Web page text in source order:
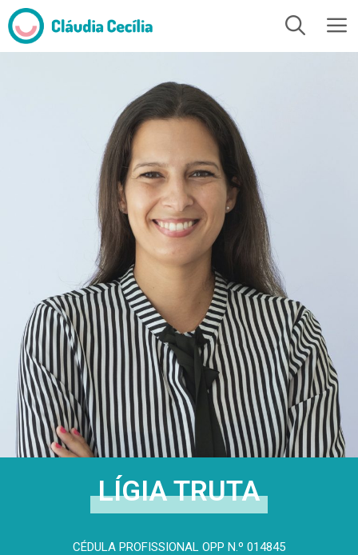
LÍGIA TRUTA
CÉDULA PROFISSIONAL OPP N.º 014845​